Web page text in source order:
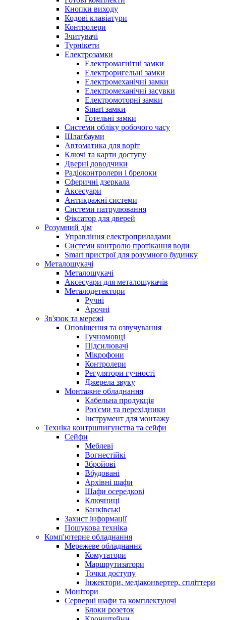
Кнопки виходу
Кодові клавіатури
Контролери
Зчитувачі
Турнікети
Електрозамки
Електромагнітні замки
Електроригельні замки
Електромеханічні замки
Електромеханічні засувки
Електромоторні замки
Smart замки
Готельні замки
Системи обліку робочого часу
Шлагбауми
Автоматика для воріт
Ключі та карти доступу
Дверні доводчики
Радіоконтролери і брелоки
Сферичні дзеркала
Аксесуари
Антикражні системи
Системи патрулювання
Фіксатор для дверей
Розумний дім
Управління електроприладами
Системи контролю протікання води
Smart пристрої для розумного будинку
Металошукачі
Металошукачі
Аксесуари для металошукачів
Металодетектори
Ручні
Арочні
Зв'язок та мережі
Оповіщення та озвучування
Гучномовці
Підсилювачі
Мікрофони
Контролери
Регулятори гучності
Джерела звуку
Монтажне обладнання
Кабельна продукція
Роз'єми та перехідники
Інструмент для монтажу
Техніка контршпигунства та сейфи
Сейфи
Меблеві
Вогнестійкі
Збройові
Вбудовані
Архівні шафи
Шафи осередкові
Ключниці
Банківські
Захист інформації
Пошукова техніка
Комп'ютерне обладнання
Мережеве обладнання
Комутатори
Маршрутизатори
Точки доступу
Інжектори, медіаконвертер, спліттери
Монітори
Серверні шафи та комплектуючі
Блоки розеток